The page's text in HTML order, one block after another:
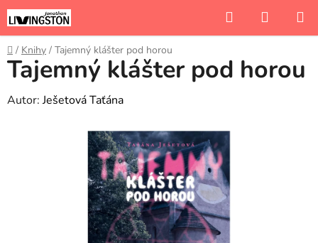
Přejít
na
obsah
Hledat
KOŠÍK
Domů
/ Knihy / Tajemný klášter pod horou
Tajemný klášter pod horou
Autor:Ješetová Taťána